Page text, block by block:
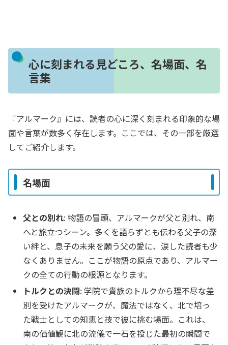
心に刻まれる見どころ、名場面、名
言集
『アルマーク』には、読者の心に深く刻まれる印象的な場
面や言葉が数多く存在します。ここでは、その一部を厳選
してご紹介します。
名場面
父との別れ: 物語の冒頭、アルマークが父と別れ、南
へと旅立つシーン。多くを語らずとも伝わる父子の深
い絆と、息子の未来を願う父の愛に、涙した読者も少
なくありません。ここが物語の原点であり、アルマー
クの全ての行動の根源となります。
トルクとの決闘: 学院で貴族のトルクから理不尽な差
別を受けたアルマークが、魔法ではなく、北で培っ
た戦士としての知恵と技で彼に挑む場面。これは、
南の価値観に北の流儀で一石を投じた最初の瞬間で